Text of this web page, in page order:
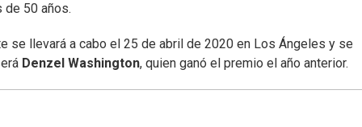
de 50 años.
se llevará a cabo el 25 de abril de 2020 en Los Ángeles y se
Denzel Washington, quien ganó el premio el año anterior.